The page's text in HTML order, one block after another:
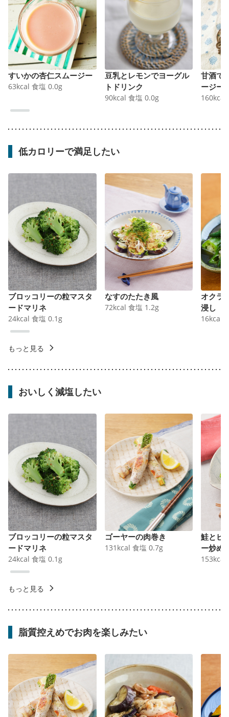
すいかの杏仁スムージー
63kcal 食塩 0.0g
豆乳とレモンでヨーグル
トドリンク
90kcal 食塩 0.0g
甘酒で
ージー
160kcal
低カロリーで満足したい
ブロッコリーの粒マスタ
ードマリネ
24kcal 食塩 0.1 g
なすのたたき風
72kcal 食塩 1.2g
オクラ
浸し
16kcal
もっと見る
おいしく減塩したい
ブロッコリーの粒マスタ
ードマリネ
24kcal 食塩 0.1 g
ゴーヤーの肉巻き
131 kcal 食塩 0.7g
鮭とピ
ー炒め
153kcal
もっと見る
脂質控えめでお肉を楽しみたい